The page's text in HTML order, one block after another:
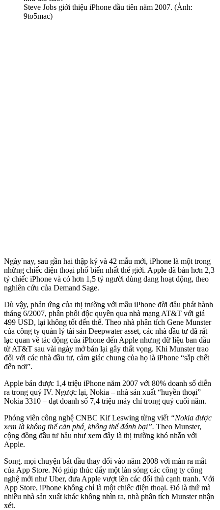
Steve Jobs giới thiệu iPhone đầu tiên năm 2007. (Ảnh:
9to5mac)
Ngày nay, sau gần hai thập kỷ và 42 mẫu mới, iPhone là một trong
những chiếc điện thoại phổ biến nhất thế giới. Apple đã bán hơn 2,3
tỷ chiếc iPhone và có hơn 1,5 tỷ người dùng đang hoạt động, theo
nghiên cứu của Demand Sage.
Dù vậy, phản ứng của thị trường với mẫu iPhone đời đầu phát hành
tháng 6/2007, phân phối độc quyền qua nhà mạng AT&T với giá
499 USD, lại không tốt đến thế. Theo nhà phân tích Gene Munster
của công ty quản lý tài sản Deepwater as‌set, các nhà đầu tư đã rất
lạc quan về tác động của iPhone đến Apple nhưng dữ liệu ban đầu
từ AT&T sau vài ngày mở bán lại gây thất vọng. Khi Munster trao
đổi với các nhà đầu tư, cảm giác chung của họ là iPhone “sắp chết
đến nơi”.
Apple bán được 1,4 triệu iPhone năm 2007 với 80% doanh số diễn
ra trong quý IV. Ngược lại, Nokia – nhà sản xuất “huyền thoại”
Nokia 3310 – đạt doanh số 7,4 triệu máy chỉ trong quý cuối năm.
Phóng viên công nghệ CNBC Kif Leswing từng viết “Nokia được
xem là không thể cản phá, không thể đánh bại”. Theo Munster,
cộng đồng đầu tư hầu như xem đây là thị trường khó nhằn với
Apple.
Song, mọi chuyện bắt đầu thay đổi vào năm 2008 với màn ra mắt
của App Store. Nó giúp thúc đẩy một làn sóng các công ty công
nghệ mới như Uber, đưa Apple vượt lên các đối thủ cạnh tranh. Với
App Store, iPhone không chỉ là một chiếc điện thoại. Đó là thứ mà
nhiều nhà sản xuất khác không nhìn ra, nhà phân tích Munster nhận
xét.